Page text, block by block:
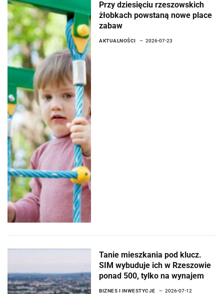
Przy dziesięciu rzeszowskich
żłobkach powstaną nowe place
zabaw
AKTUALNOŚCI 2026-07-23
Tanie mieszkania pod klucz.
SIM wybuduje ich w Rzeszowie
ponad 500, tylko na wynajem
BIZNES I INWESTYCJE 2026-07-12